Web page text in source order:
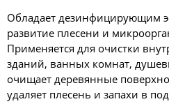
Обладает дезинфицирующим
развитие плесени и
Применяется для очистки
зданий, ванных комнат,
очищает деревянные
удаляет плесень и запахи в